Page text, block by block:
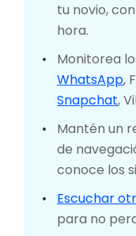
tu novio,
hora.
Monitorea
WhatsApp,
Snapchat,
Mantén un
de
conoce los
Escuchar
para no